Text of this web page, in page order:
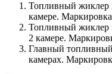
Топливный жиклер
камере.
Топливный жиклер
2 камере.
Главный
камерах.